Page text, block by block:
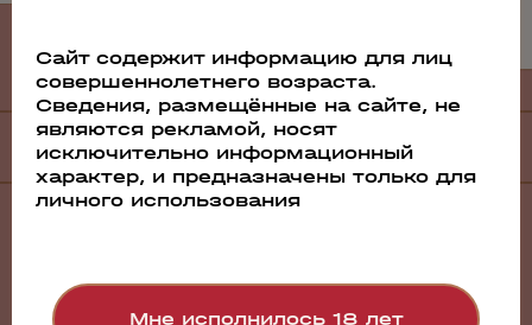
и дистрибьюторы
Филиалы
Волгоград
Воронеж
Сайт содержит информацию для лиц
совершеннолетнего возраста.
Сведения, размещённые на сайте, не
являются рекламой, носят
исключительно информационный
характер, и предназначены только для
личного использования
Мне исполнилось 18 лет